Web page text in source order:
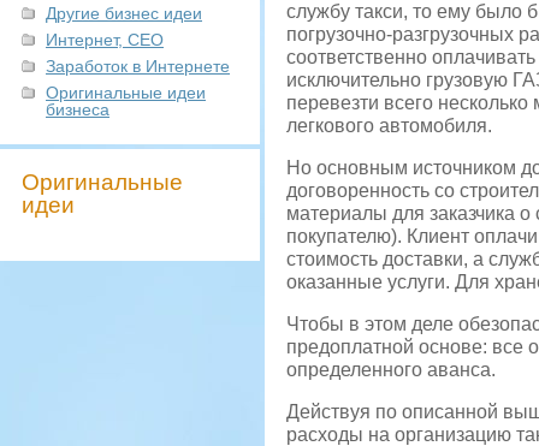
Другие бизнес идеи
Интернет, СЕО
Заработок в Интернете
Оригинальные идеи
бизнеса
Оригинальные
идеи
службу такси, то ему было
погрузочно-разгрузочных
соответственно
исключительно грузовую
перевезти всего
легкового автомобиля.
Но основным источником
договоренность со
материалы для заказчика
покупателю). Клиент
стоимость доставки, а
оказанные услуги. Для
Чтобы в этом деле
предоплатной основе: все
определенного аванса.
Действуя по описанной
расходы на организацию